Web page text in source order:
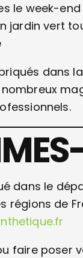
le week-end
jardin vert
dans
dans le
régions de
faire poser